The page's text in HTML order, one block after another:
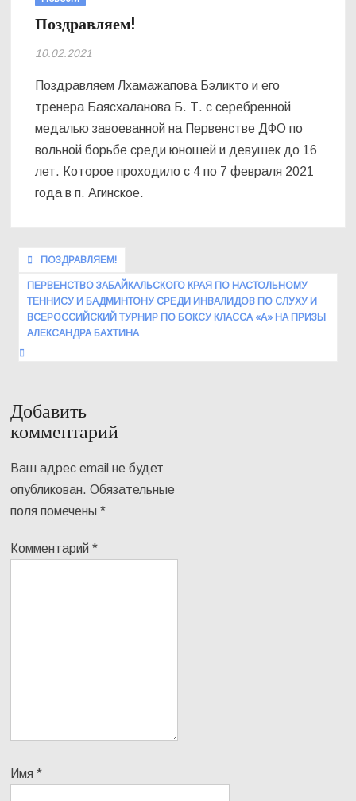
Поздравляем!
10.02.2021
Поздравляем Лхамажапова Бэликто и его
тренера Баясхаланова Б. Т. с серебренной
медалью завоеванной на Первенстве ДФО по
вольной борьбе среди юношей и девушек до 16
лет. Которое проходило с 4 по 7 февраля 2021
года в п. Агинское.
Навигация
по
записям
ПОЗДРАВЛЯЕМ!
ПЕРВЕНСТВО ЗАБАЙКАЛЬСКОГО КРАЯ ПО НАСТОЛЬНОМУ
ТЕННИСУ И БАДМИНТОНУ СРЕДИ ИНВАЛИДОВ ПО СЛУХУ И
ВСЕРОССИЙСКИЙ ТУРНИР ПО БОКСУ КЛАССА «А» НА ПРИЗЫ
АЛЕКСАНДРА БАХТИНА
Добавить
комментарий
Ваш адрес email не будет
опубликован. Обязательные
поля помечены*
Комментарий*
Имя*